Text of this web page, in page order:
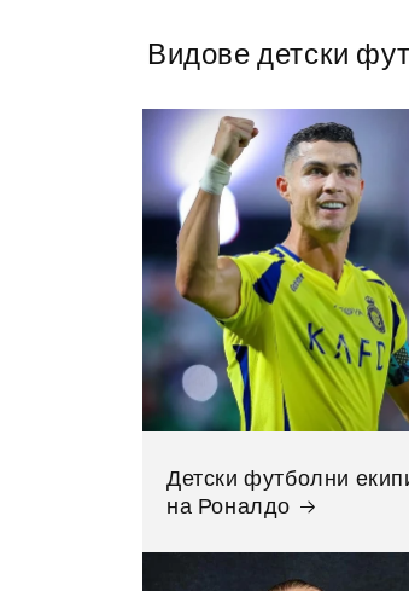
Видове детски
Детски футболни
на Роналдо